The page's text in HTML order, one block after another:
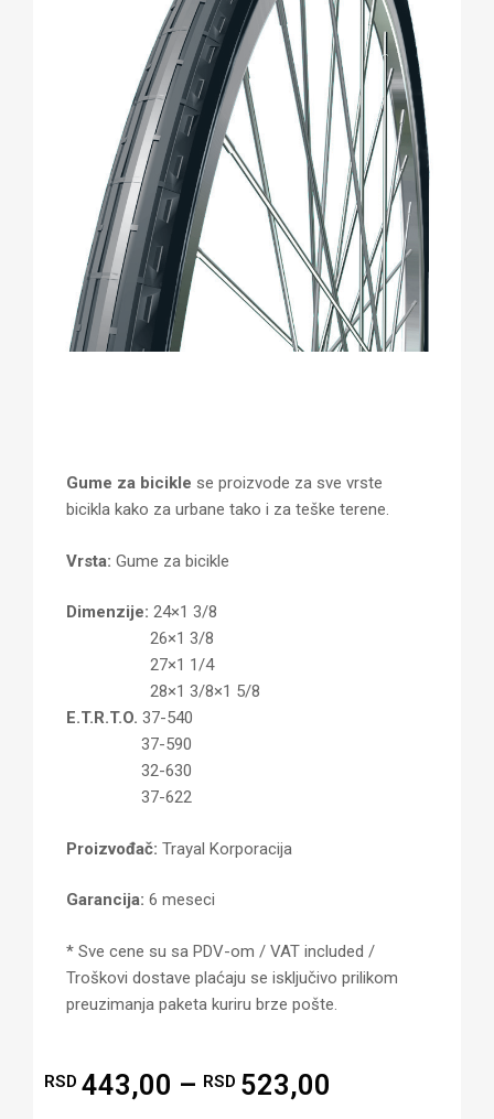
Gume za bicikle se proizvode za sve vrste
bicikla kako za urbane tako i za teške terene.
Vrsta: Gume za bicikle
Dimenzije: 24×1 3/8
26×1 3/8
27×1 1/4
28×1 3/8×1 5/8
E.T.R.T.O. 37-540
37-590
32-630
37-622
Proizvođač: Trayal Korporacija
Garancija: 6 meseci
* Sve cene su sa PDV-om / VAT included /
Troškovi dostave plaćaju se isključivo prilikom
preuzimanja paketa kuriru brze pošte.
RSD 443,00 – RSD 523,00